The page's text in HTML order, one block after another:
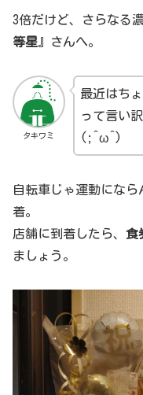
3倍だけど、さらなる
等星』さんへ。
タキワミ
最近はち
って言い
(;^ω^)
自転車じゃ運動になら
着。
店舗に到着したら、 食
ましょう。